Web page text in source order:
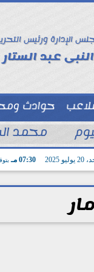
الإدارة ورئيس
عبد الستار
حوادث
محمد
2025 07:30 مـ